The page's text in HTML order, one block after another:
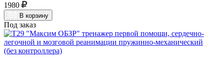
1980
В корзину
Под заказ